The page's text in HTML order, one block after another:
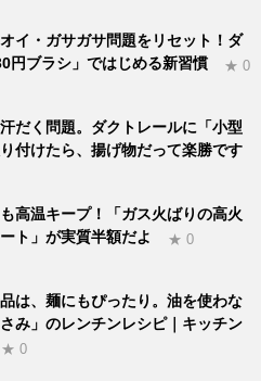
イ・ガサガサ問題をリセット！ダ
円ブラシ」ではじめる新習慣
★ 0
だく問題。ダクトレールに「小型
付けたら、揚げ物だって楽勝です
高温キープ！「ガス火ばりの高火
ト」が実質半額だよ
★ 0
は、麺にもぴったり。油を使わな
み」のレンチンレシピ｜キッチン
★ 0